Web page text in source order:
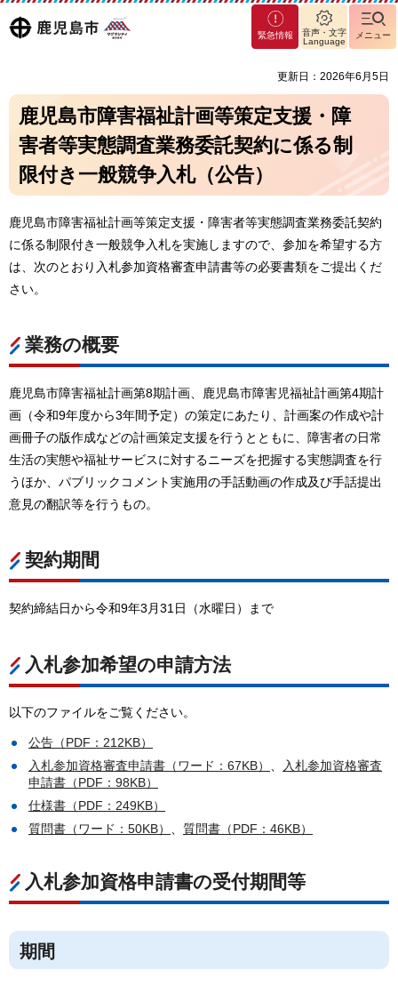
鹿児島
マグ
マシ
島市
緊急情報
音声・文字
Language
メニュー
更新日：2026年6月5日
鹿児島市障害福祉計画等策定支援・障
害者等実態調査業務委託契約に係る制
限付き一般競争入札（公告）
鹿児島市障害福祉計画等策定支援・障害者等実態調査業務委託契約
に係る制限付き一般競争入札を実施しますので、参加を希望する方
は、次のとおり入札参加資格審査申請書等の必要書類をご提出くだ
さい。
業務の概要
鹿児島市障害福祉計画第8期計画、鹿児島市障害児福祉計画第4期計
画（令和9年度から3年間予定）の策定にあたり、計画案の作成や計
画冊子の版作成などの計画策定支援を行うとともに、障害者の日常
生活の実態や福祉サービスに対するニーズを把握する実態調査を行
うほか、パブリックコメント実施用の手話動画の作成及び手話提出
意見の翻訳等を行うもの。
契約期間
契約締結日から令和9年3月31日（水曜日）まで
入札参加希望の申請方法
以下のファイルをご覧ください。
公告（PDF：212KB）
入札参加資格審査申請書（ワード：67KB）
入札参加資格審査
申請書（PDF：98KB）
仕様書（PDF：249KB）
質問書（ワード：50KB）
質問書（PDF：46KB）
入札参加資格申請書の受付期間等
期間